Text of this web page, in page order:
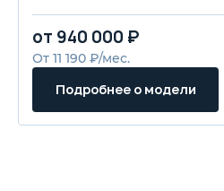
Круиз контроль
Проекционный экран на
лобовом стекле
Многофункциональный 8.8”
TFT-дисплей с HMI-
коммандером
Датчик дождя
от 940 000 ₽
От 11 190 ₽/мес.
Подробнее о модели